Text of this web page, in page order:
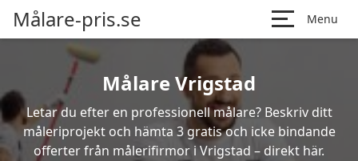
Målare-pris.se Menu
Målare Vrigstad
Letar du efter en professionell målare? Beskriv ditt
måleriprojekt och hämta 3 gratis och icke bindande
offerter från målerifirmor i Vrigstad – direkt här.